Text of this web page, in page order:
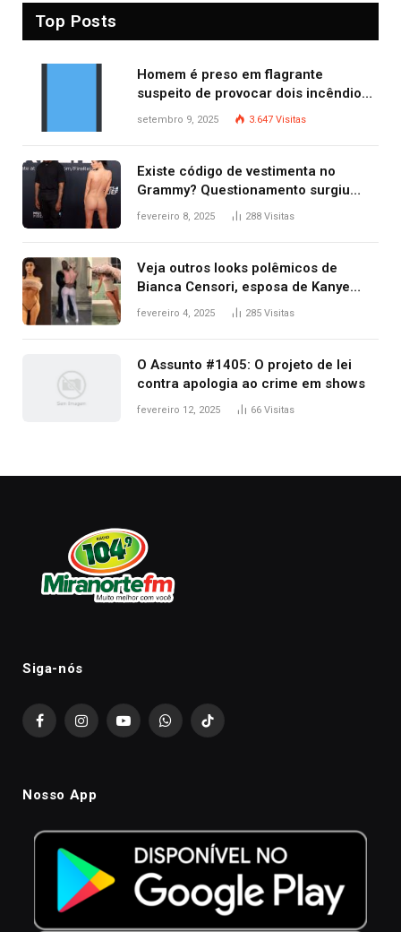
Top Posts
Homem é preso em flagrante
suspeito de provocar dois incêndios
criminosos no mesmo dia
setembro 9, 2025 3.647 Visitas
Existe código de vestimenta no
Grammy? Questionamento surgiu
após Bianca Censori, mulher de
fevereiro 8, 2025 288 Visitas
Veja outros looks polêmicos de
Bianca Censori, esposa de Kanye
West que apareceu nua no Grammy
fevereiro 4, 2025 285 Visitas
O Assunto #1405: O projeto de lei
contra apologia ao crime em shows
fevereiro 12, 2025 66 Visitas
Siga-nós
FacebookInstagramYouTubeWhatsAppTikTok
Nosso App